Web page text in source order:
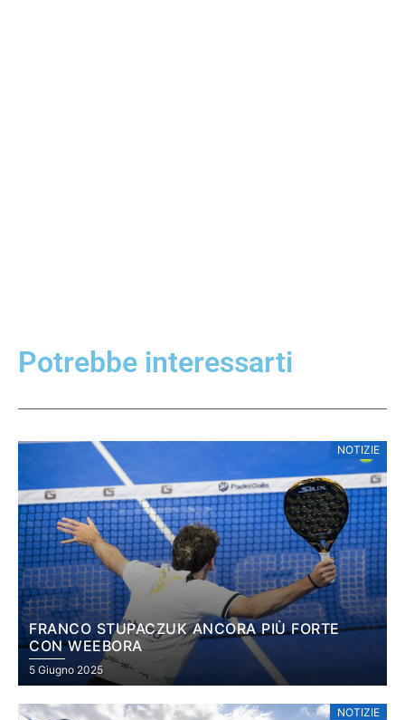
Potrebbe interessarti
NOTIZIE
FRANCO STUPACZUK ANCORA PIÙ FORTE
CON WEEBORA
5 Giugno 2025
NOTIZIE